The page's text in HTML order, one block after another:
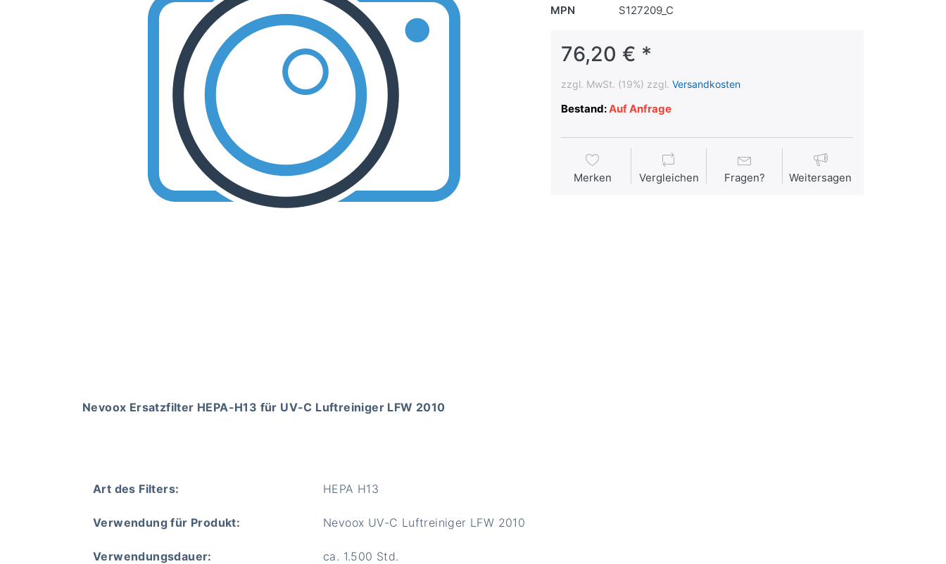
MPN
S127209_C
76,20 € *
zzgl. MwSt. (19%) zzgl. Versandkosten
Bestand:Auf Anfrage
Merken Vergleichen Fragen? Weitersagen
Nevoox Ersatzfilter HEPA-H13 für UV-C Luftreiniger LFW 2010
Art des Filters: HEPA H13
Verwendung für Produkt: Nevoox UV-C Luftreiniger LFW 2010
Verwendungsdauer: ca. 1.500 Std.